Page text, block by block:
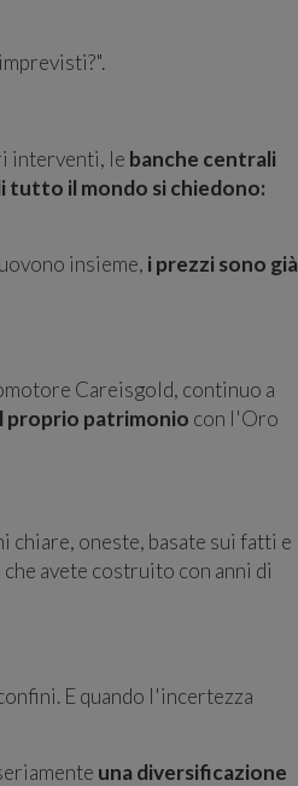
interventi, le banche centrali
tutto il mondo si chiedono:
insieme, i prezzi sono già
Careisgold, continuo a
proprio patrimonio con l'Oro
chiare, oneste, basate sui fatti e
avete costruito con anni di
E quando l'incertezza
una diversificazione